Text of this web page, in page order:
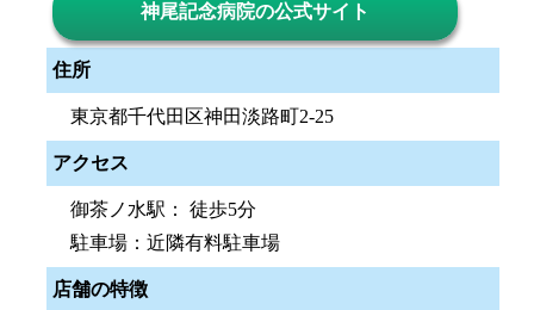
神尾記念病院の公式サイト
住所
東京都千代田区神田淡路町2-25
アクセス
御茶ノ水駅： 徒歩5分
駐車場：近隣有料駐車場
店舗の特徴